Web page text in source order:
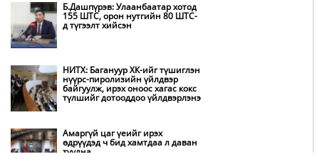
Б.Дашпүрэв: Улаанбаатар хотод
155 ШТС, орон нутгийн 80 ШТС-
д түгээлт хийсэн
НИТХ: Багануур ХК-ийг түшиглэн
нүүрс-пиролизийн үйлдвэр
байгуулж, ирэх оноос хагас кокс
түлшийг дотооддоо үйлдвэрлэнэ
Амаргүй цаг үеийг ирэх
өдрүүдэд ч бид хамтдаа л даван
туулна